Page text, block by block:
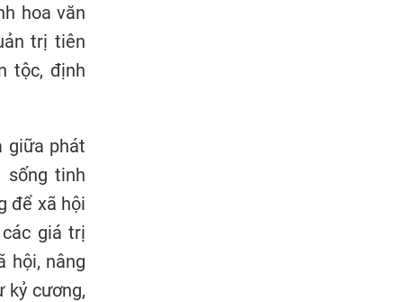
hoa văn
trị tiên
tộc, định
giữa phát
sống tinh
để xã hội
giá trị
hội, nâng
kỷ cương,